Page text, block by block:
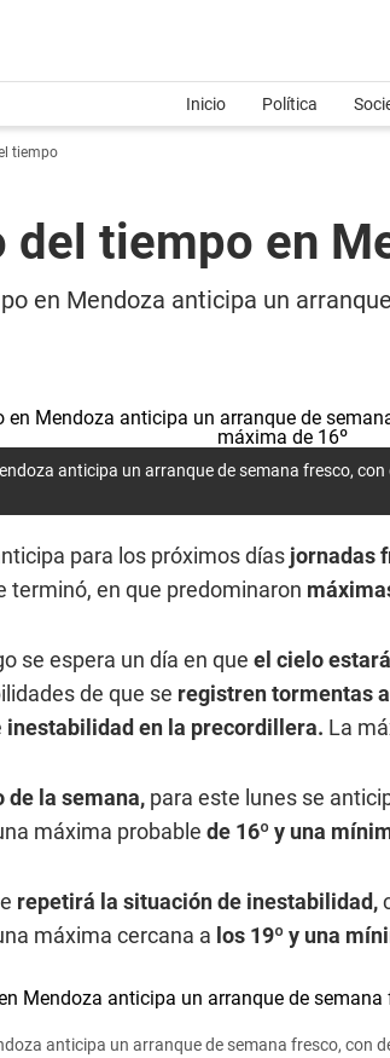
Inicio Política
tiempo
tiempo en
en Mendoza anticipa un
anticipa un arranque de semana fresco,
para los próximos días jornadas
terminó, en que predominaron
se espera un día en que el cielo
de que se registren tormentas
inestabilidad en la precordillera. La
de la semana, para este lunes se
máxima probable de 16º y una
repetirá la situación de inestabilidad,
máxima cercana a los 19º y una
anticipa un arranque de semana fresco, con